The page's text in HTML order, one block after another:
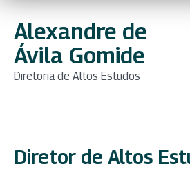
Alexandre de
Ávila Gomide
Diretoria de Altos Estudos
Diretor de Altos